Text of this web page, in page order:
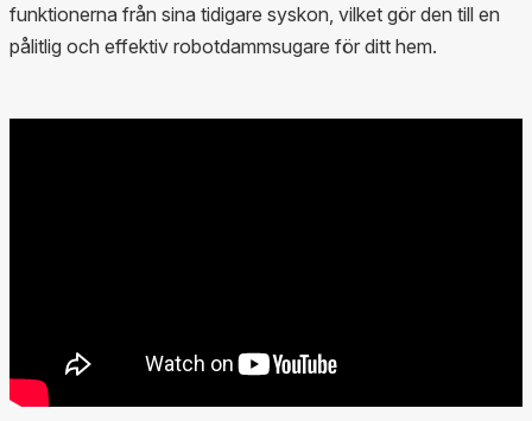
funktionerna från sina tidigare syskon, vilket gör den till en
pålitlig och effektiv robotdammsugare för ditt hem.